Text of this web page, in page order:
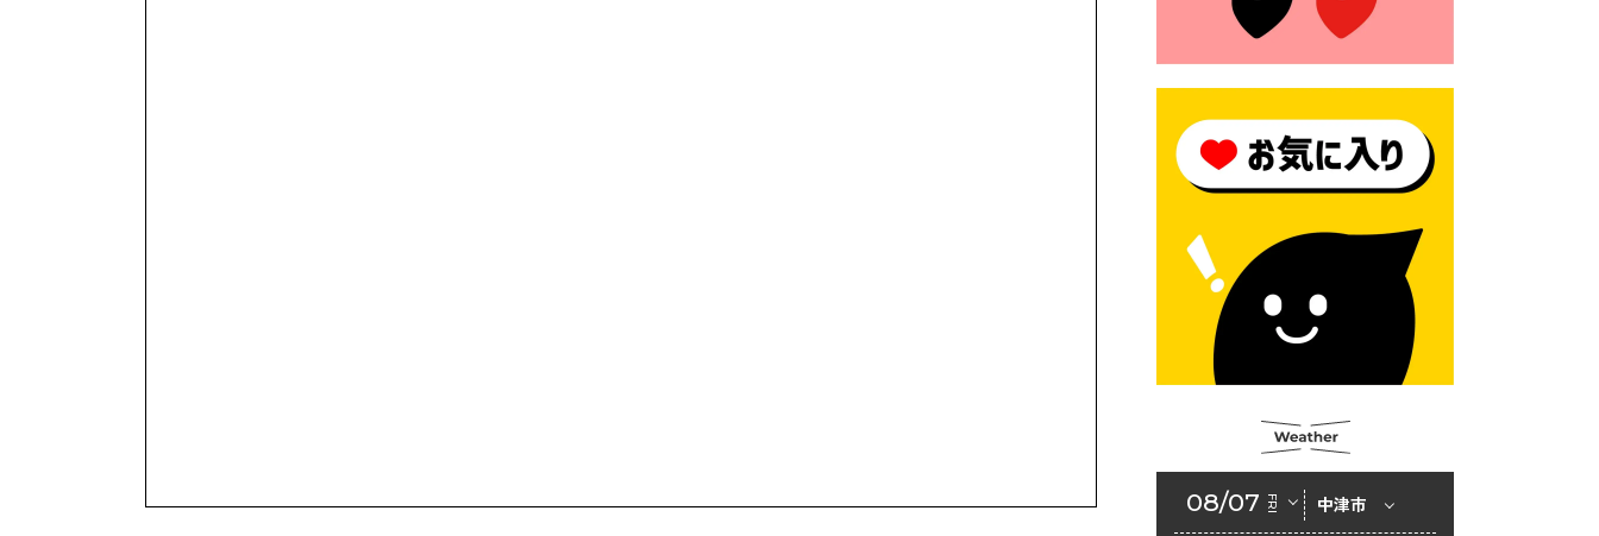
2026年6月23日 公告一覧（市
市佐野・則尾育英会奨学生募
集の「てびき」
2026年6月18日 セアカゴケグ
モにご注意ください！
2026年6月17日 クーリングシ
ェルターの指定
センサス-活動調査
回定例会「一般質問一覧表」
08/07 FRI 中津市